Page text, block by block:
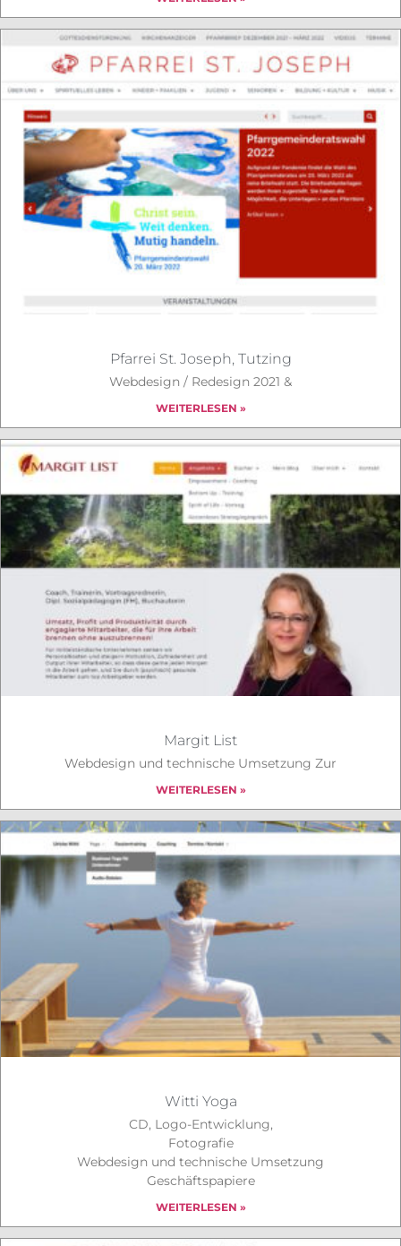
Pfarrei St. Joseph, Tutzing
Webdesign / Redesign 2021 &
WEITERLESEN »
Margit List
Webdesign und technische Umsetzung Zur
WEITERLESEN »
Witti Yoga
CD, Logo-Entwicklung,
Fotografie
Webdesign und technische Umsetzung
Geschäftspapiere
WEITERLESEN »